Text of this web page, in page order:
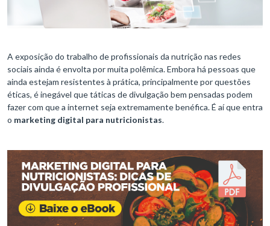
A exposição do trabalho de profissionais da nutrição nas redes
sociais ainda é envolta por muita polêmica. Embora há pessoas que
ainda estejam resistentes à prática, principalmente por questões
éticas, é inegável que táticas de divulgação bem pensadas podem
fazer com que a internet seja extremamente benéfica. É aí que entra
o marketing digital para nutricionistas.